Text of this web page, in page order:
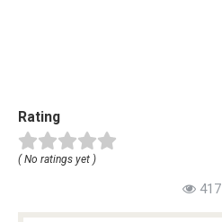
Rating
( No ratings yet )
417